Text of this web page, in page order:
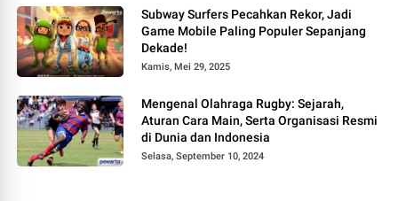
Subway Surfers Pecahkan Rekor, Jadi
Game Mobile Paling Populer Sepanjang
Dekade!
Kamis, Mei 29, 2025
Mengenal Olahraga Rugby: Sejarah,
Aturan Cara Main, Serta Organisasi Resmi
di Dunia dan Indonesia
Selasa, September 10, 2024